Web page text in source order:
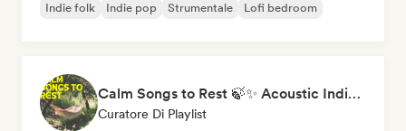
Indie folk
Indie pop Strumentale Lofi bedroom
Calm Songs to Rest 🍃✨ Acoustic Indie Folk & Singer-Songwriter
Curatore Di Playlist